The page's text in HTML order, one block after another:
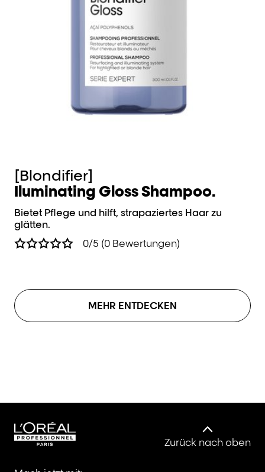
[Blondifier]
Iluminating Gloss Shampoo.
Bietet Pflege und hilft, strapaziertes Haar zu
glätten.
0/5 (0 Bewertungen)
MEHR ENTDECKEN
Zurück nach oben